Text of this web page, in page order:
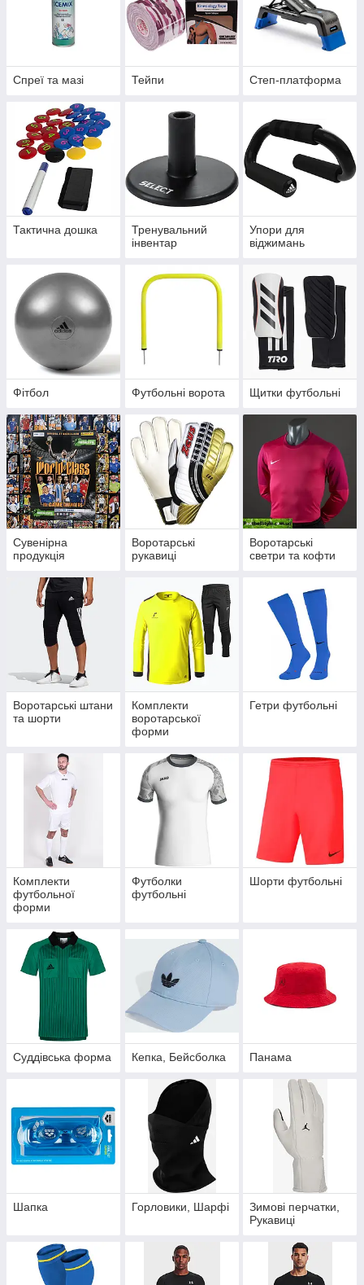
Спреї та мазі Тейпи Степ-платформа
Тактична дошка
Тренувальний
інвентар
Упори для
віджимань
Фітбол Футбольні ворота Щитки футбольні
Сувенірна
продукція
Воротарські
рукавиці
Воротарські
светри та кофти
Воротарські штани
та шорти
Комплекти
воротарської
форми
Гетри футбольні
Комплекти
футбольної
форми
Футболки
футбольні
Шорти футбольні
Суддівська форма Кепка, Бейсболка Панама
Шапка Горловики, Шарфі
Зимові перчатки,
Рукавиці